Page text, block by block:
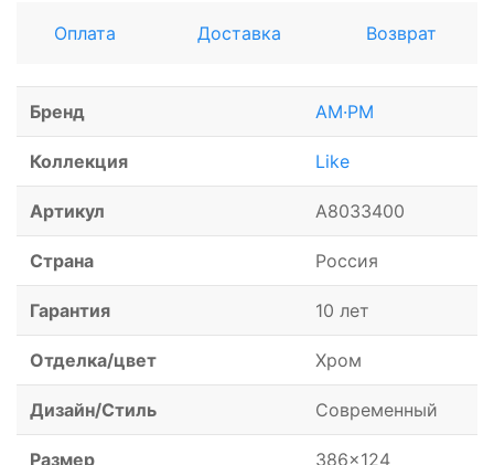
Оплата Доставка Возврат
Бренд AM·PM
Коллекция Like
Артикул A8033400
Страна Россия
Гарантия 10 лет
Отделка/цвет Хром
Дизайн/Стиль Современный
Размер 386x124